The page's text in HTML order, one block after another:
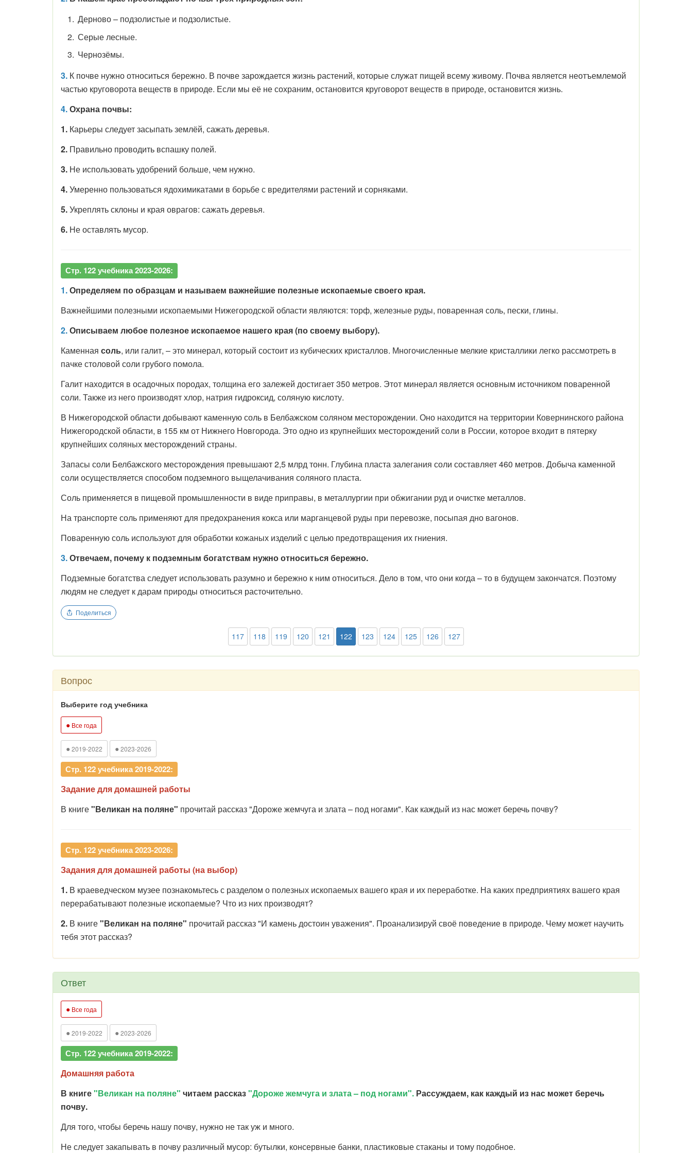
Дерново – подзолистые и подзолистые.
Серые лесные.
Чернозёмы.
3. К почве нужно относиться бережно. В почве зарождается жизнь растений, которые служат пищей всему живому. Почва является неотъемлемой
частью круговорота веществ в природе. Если мы её не сохраним, остановится круговорот веществ в природе, остановится жизнь.
4.Охрана почвы:
1. Карьеры следует засыпать землёй, сажать деревья.
2. Правильно проводить вспашку полей.
3. Не использовать удобрений больше, чем нужно.
4.Умеренно пользоваться ядохимикатами в борьбе с вредителями растений и сорняками.
5.Укреплять склоны и края оврагов: сажать деревья.
6. Не оставлять мусор.
Стр. 122 учебника 2023-2026:
1.Определяем по образцам и называем важнейшие полезные ископаемые своего края.
Важнейшими полезными ископаемыми Нижегородской области являются: торф, железные руды, поваренная соль, пески, глины.
2.Описываем любое полезное ископаемое нашего края (по своему выбору).
Каменная соль, или галит, – это минерал, который состоит из кубических кристаллов. Многочисленные мелкие кристаллики легко рассмотреть в
пачке столовой соли грубого помола.
Галит находится в осадочных породах, толщина его залежей достигает 350 метров. Этот минерал является основным источником поваренной
соли. Также из него производят хлор, натрия гидроксид, соляную кислоту.
В Нижегородской области добывают каменную соль в Белбажском соляном месторождении. Оно находится на территории Ковернинского района
Нижегородской области, в 155 км от Нижнего Новгорода. Это одно из крупнейших месторождений соли в России, которое входит в пятерку
крупнейших соляных месторождений страны.
Запасы соли Белбажского месторождения превышают 2,5 млрд тонн. Глубина пласта залегания соли составляет 460 метров. Добыча каменной
соли осуществляется способом подземного выщелачивания соляного пласта.
Соль применяется в пищевой промышленности в виде приправы, в металлургии при обжигании руд и очистке металлов.
На транспорте соль применяют для предохранения кокса или марганцевой руды при перевозке, посыпая дно вагонов.
Поваренную соль используют для обработки кожаных изделий с целью предотвращения их гниения.
3.Отвечаем, почему к подземным богатствам нужно относиться бережно.
Подземные богатства следует использовать разумно и бережно к ним относиться. Дело в том, что они когда – то в будущем закончатся. Поэтому
людям не следует к дарам природы относиться расточительно.
Поделиться
117 118 119 120 121 122 123 124 125 126 127
Вопрос
Выберите год учебника
● Все года
● 2019-2022 ● 2023-2026
Стр. 122 учебника 2019-2022:
Задание для домашней работы
В книге"Великан на поляне" прочитай рассказ "Дороже жемчуга и злата – под ногами". Как каждый из нас может беречь почву?
Стр. 122 учебника 2023-2026:
Задания для домашней работы (на выбор)
1. В краеведческом музее познакомьтесь с разделом о полезных ископаемых вашего края и их переработке. На каких предприятиях вашего края
перерабатывают полезные ископаемые? Что из них производят?
2. В книге"Великан на поляне" прочитай рассказ "И камень достоин уважения". Проанализируй своё поведение в природе. Чему может научить
тебя этот рассказ?
Ответ
● Все года
● 2019-2022 ● 2023-2026
Стр. 122 учебника 2019-2022:
Домашняя работа
В книге"Великан на поляне" читаем рассказ"Дороже жемчуга и злата – под ногами". Рассуждаем, как каждый из нас может беречь
почву.
Для того, чтобы беречь нашу почву, нужно не так уж и много.
Не следует закапывать в почву различный мусор: бутылки, консервные банки, пластиковые стаканы и тому подобное.